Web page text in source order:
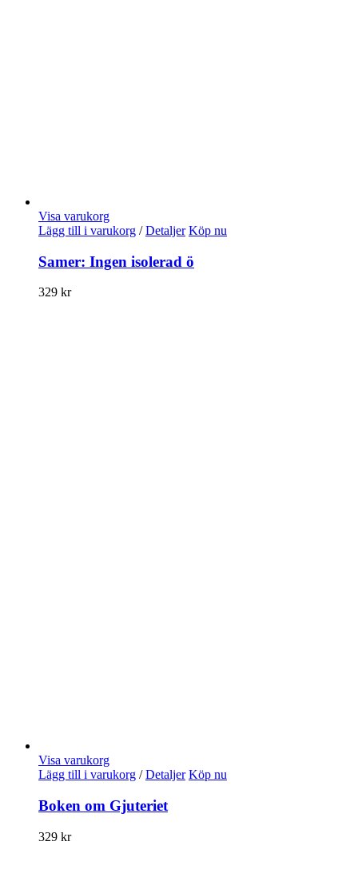
Visa varukorg
Lägg till i varukorg / Detaljer Köp nu
Samer: Ingen isolerad ö
329 kr
Visa varukorg
Lägg till i varukorg / Detaljer Köp nu
Boken om Gjuteriet
329 kr